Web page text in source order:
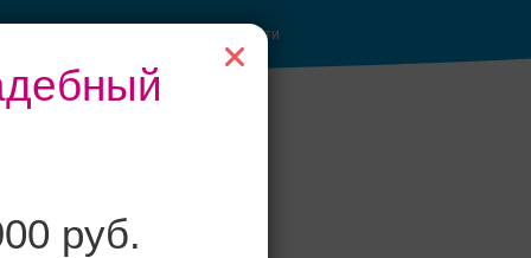
руб.
Войти
верандами